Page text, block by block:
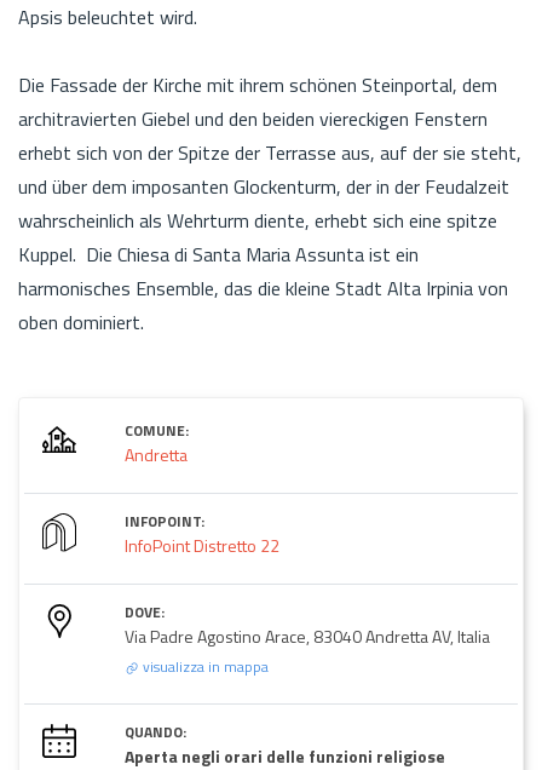
Apsis beleuchtet wird.
Die Fassade der Kirche mit ihrem schönen Steinportal, dem
architravierten Giebel und den beiden viereckigen Fenstern
erhebt sich von der Spitze der Terrasse aus, auf der sie steht,
und über dem imposanten Glockenturm, der in der Feudalzeit
wahrscheinlich als Wehrturm diente, erhebt sich eine spitze
Kuppel. Die Chiesa di Santa Maria Assunta ist ein
harmonisches Ensemble, das die kleine Stadt Alta Irpinia von
oben dominiert.
COMUNE:
Andretta
INFOPOINT:
InfoPoint Distretto 22
DOVE:
Via Padre Agostino Arace, 83040 Andretta AV, Italia
visualizza in mappa
QUANDO:
Aperta negli orari delle funzioni religiose